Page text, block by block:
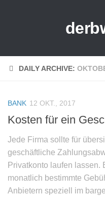
DAILY ARCHIVE:
BANK 12 OKT., 2017
Kosten für ein
Jede Firma sollte für
geschäftliche
Privatkonto laufen lassen.
monatlich bestimmte
Anbietern speziell im